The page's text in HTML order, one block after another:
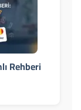
Rehberi